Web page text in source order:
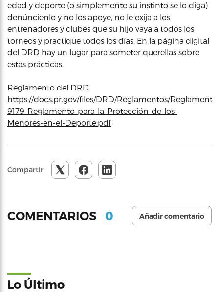
edad y deporte (o simplemente su instinto se lo diga)
denúncienlo y no los apoye, no le exija a los
entrenadores y clubes que su hijo vaya a todos los
torneos y practique todos los días. En la página digital
del DRD hay un lugar para someter querellas sobre
estas prácticas.
Reglamento del DRD
https://docs.pr.gov/files/DRD/Reglamentos/
9179-Reglamento-para-la-Protección-de-los-
Menores-en-el-Deporte.pdf
Compartir
COMENTARIOS 0 Añadir comentario
Lo Último